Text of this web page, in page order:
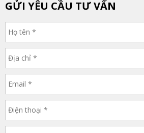
GỬI YÊU CẦU TƯ VẤN